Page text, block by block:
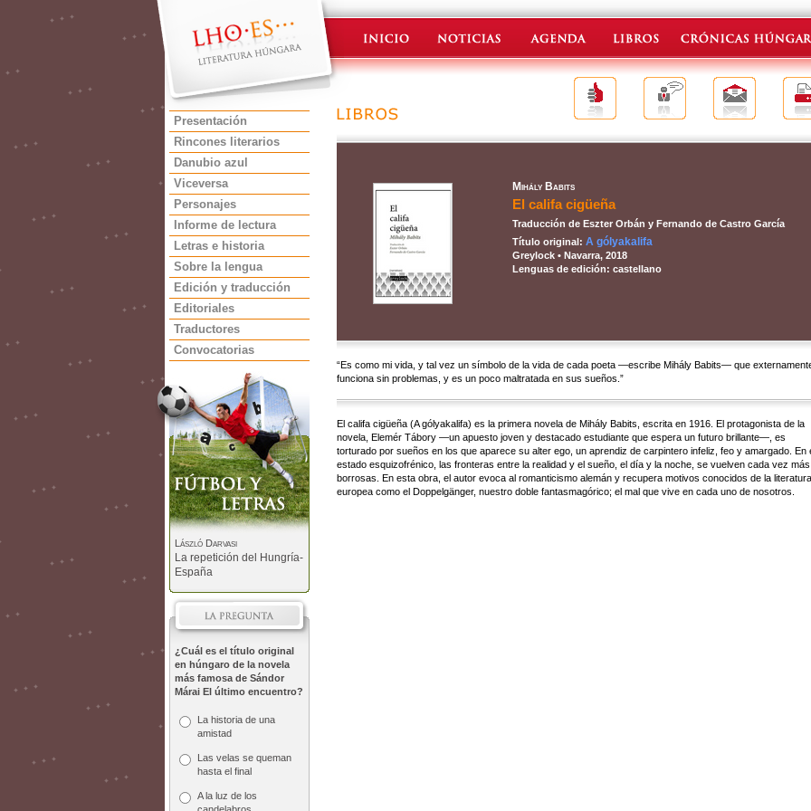
Presentación
Rincones literarios
Danubio azul
Viceversa
Personajes
Informe de lectura
Letras e historia
Sobre la lengua
Edición y traducción
Editoriales
Traductores
Convocatorias
László Darvasi
La repetición del Hungría-
España
¿Cuál es el título original
en húngaro de la novela
más famosa de Sándor
Márai El último encuentro?
La historia de una
amistad
Las velas se queman
hasta el final
A la luz de los
Mihály Babits
El califa cigüeña
Traducción de Eszter Orbán y Fernando de Castro García
Título original: A gólyakalifa
Greylock • Navarra, 2018
Lenguas de edición: castellano
“Es como mi vida, y tal vez un símbolo de la vida de cada poeta —escribe Mihály Babits— que
funciona sin problemas, y es un poco maltratada en sus sueños.”
El califa cigüeña (A gólyakalifa) es la primera novela de Mihály Babits, escrita en 1916. El protagonista de la
novela, Elemér Tábory —un apuesto joven y destacado estudiante que espera un futuro brillante—, es
torturado por sueños en los que aparece su alter ego, un aprendiz de carpintero infeliz, feo y amargado. En
estado esquizofrénico, las fronteras entre la realidad y el sueño, el día y la noche, se vuelven cada vez más
borrosas. En esta obra, el autor evoca al romanticismo alemán y recupera motivos conocidos de la literatura
europea como el Doppelgänger, nuestro doble fantasmagórico; el mal que vive en cada uno de nosotros.